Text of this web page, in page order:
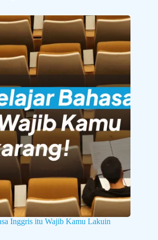
Inggris itu Wajib Kamu Lakuin